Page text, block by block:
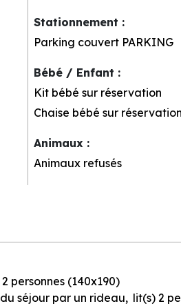
Stationnement :
Parking couvert PARKING
Bébé / Enfant :
Kit bébé sur réservation
Chaise bébé sur réservation
Animaux :
Animaux refusés
personnes (140x190)
séjour par un rideau lit(s) 2